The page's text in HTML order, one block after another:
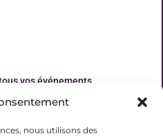
nous utilisons des
vos événements